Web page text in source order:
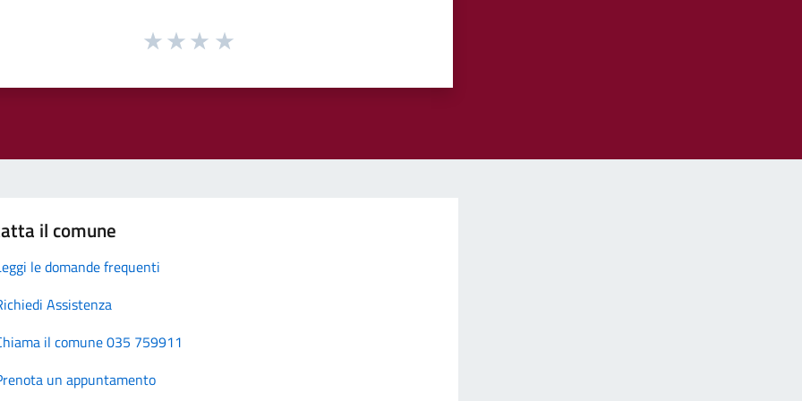
il comune
le domande frequenti
Assistenza
il comune 035 759911
un appuntamento